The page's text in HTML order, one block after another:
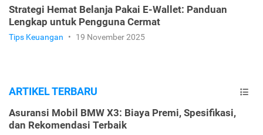
Strategi Hemat Belanja Pakai E-Wallet: Panduan
Lengkap untuk Pengguna Cermat
Tips Keuangan • 19 November 2025
ARTIKEL TERBARU
Asuransi Mobil BMW X3: Biaya Premi, Spesifikasi,
dan Rekomendasi Terbaik